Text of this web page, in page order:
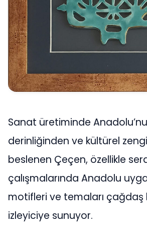
Sanat üretiminde
derinliğinden ve kültürel
beslenen Çeçen, özellikle
çalışmalarında Anadolu
motifleri ve temaları çağdaş
izleyiciye sunuyor.